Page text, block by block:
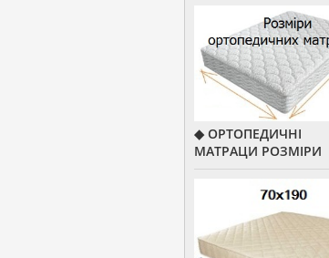
◆ ОРТОПЕДИЧНІ
МАТРАЦИ РОЗМІРИ